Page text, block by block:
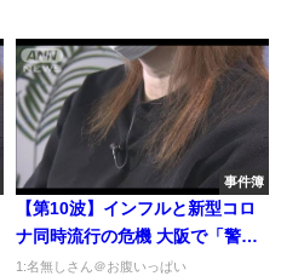
事件簿
【第10波】インフルと新型コロ
ナ同時流行の危機 大阪で「警報
レベル」迫る
1:名無しさん＠お腹いっぱい